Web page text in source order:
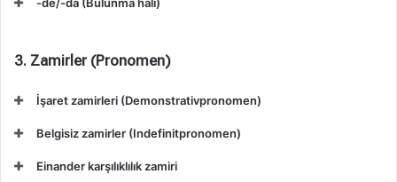
3. Zamirler (Pronomen)
İşaret zamirleri (Demonstrativpronomen)
Belgisiz zamirler (Indefinitpronomen)
Einander karşılıklılık zamiri